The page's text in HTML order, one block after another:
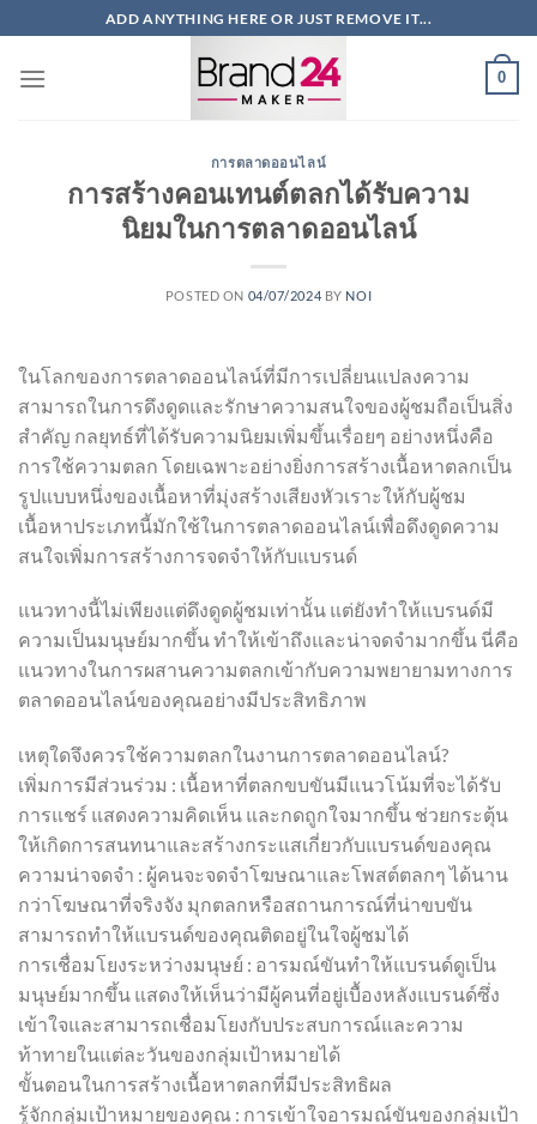
ไป
ADD ANYTHING HERE OR JUST REMOVE IT...
0
การตลาดออนไลน์
การสร้างคอนเทนต์ตลกได้รับความ
นิยมในการตลาดออนไลน์
POSTED ON 04/07/2024 BY NOI
ในโลกของการตลาดออนไลน์ที่มีการเปลี่ยนแปลงความ
สามารถในการดึงดูดและรักษาความสนใจของผู้ชมถือเป็นสิ่ง
สำคัญ กลยุทธ์ที่ได้รับความนิยมเพิ่มขึ้นเรื่อยๆ อย่างหนึ่งคือ
การใช้ความตลก โดยเฉพาะอย่างยิ่งการสร้างเนื้อหาตลกเป็น
รูปแบบหนึ่งของเนื้อหาที่มุ่งสร้างเสียงหัวเราะให้กับผู้ชม
เนื้อหาประเภทนี้มักใช้ในการตลาดออนไลน์เพื่อดึงดูดความ
สนใจเพิ่มการสร้างการจดจำให้กับแบรนด์
แนวทางนี้ไม่เพียงแต่ดึงดูดผู้ชมเท่านั้น แต่ยังทำให้แบรนด์มี
ความเป็นมนุษย์มากขึ้น ทำให้เข้าถึงและน่าจดจำมากขึ้น นี่คือ
แนวทางในการผสานความตลกเข้ากับความพยายามทางการ
ตลาดออนไลน์ของคุณอย่างมีประสิทธิภาพ
เหตุใดจึงควรใช้ความตลกในงานการตลาดออนไลน์?
เพิ่มการมีส่วนร่วม : เนื้อหาที่ตลกขบขันมีแนวโน้มที่จะได้รับ
การแชร์ แสดงความคิดเห็น และกดถูกใจมากขึ้น ช่วยกระตุ้น
ให้เกิดการสนทนาและสร้างกระแสเกี่ยวกับแบรนด์ของคุณ
ความน่าจดจำ : ผู้คนจะจดจำโฆษณาและโพสต์ตลกๆ ได้นาน
กว่าโฆษณาที่จริงจัง มุกตลกหรือสถานการณ์ที่น่าขบขัน
สามารถทำให้แบรนด์ของคุณติดอยู่ในใจผู้ชมได้
การเชื่อมโยงระหว่างมนุษย์ : อารมณ์ขันทำให้แบรนด์ดูเป็น
มนุษย์มากขึ้น แสดงให้เห็นว่ามีผู้คนที่อยู่เบื้องหลังแบรนด์ซึ่ง
เข้าใจและสามารถเชื่อมโยงกับประสบการณ์และความ
ท้าทายในแต่ละวันของกลุ่มเป้าหมายได้
ขั้นตอนในการสร้างเนื้อหาตลกที่มีประสิทธิผล
รู้จักกลุ่มเป้าหมายของคุณ : การเข้าใจอารมณ์ขันของกลุ่มเป้า